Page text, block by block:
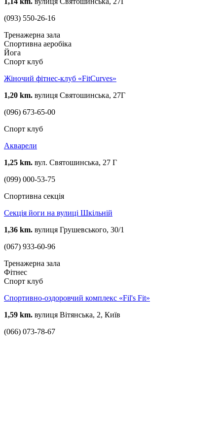
(093) 550-26-16
Тренажерна зала
Спортивна аеробіка
Йога
Спорт клуб
Жіночий фітнес-клуб «FitCurves»
1,20 km. вулиця Святошинська, 27Г
(096) 673-65-00
Спорт клуб
Акварели
1,25 km. вул. Святошинська, 27 Г
(099) 000-53-75
Спортивна секція
Секція йоги на вулиці Шкільній
1,36 km. вулиця Грушевського, 30/1
(067) 933-60-96
Тренажерна зала
Фітнес
Спорт клуб
Спортивно-оздоровчий комплекс «Fil's Fit»
1,59 km. вулиця Вітянська, 2, Київ
(066) 073-78-67